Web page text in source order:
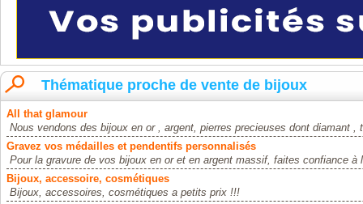
Thématique proche de vente de bijoux
All that glamour
Nous vendons des bijoux en or , argent, pierres precieuses dont diamant ,
Gravez vos médailles et pendentifs personnalisés
Pour la gravure de vos bijoux en or et en argent massif, faites confiance à
Bijoux, accessoire, cosmétiques
Bijoux, accessoires, cosmétiques a petits prix !!!